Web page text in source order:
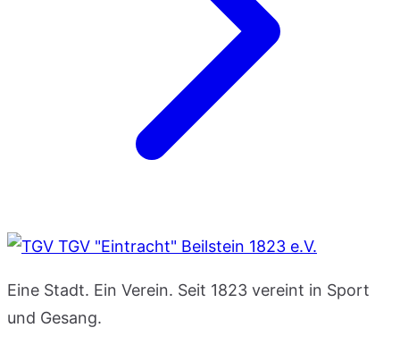
TGV "Eintracht" Beilstein 1823 e.V.
Eine Stadt. Ein Verein. Seit 1823 vereint in Sport
und Gesang.